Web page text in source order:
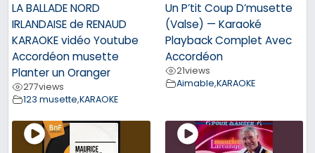
LA BALLADE NORD
IRLANDAISE de RENAUD
KARAOKE vidéo Youtube
Accordéon musette
Planter un Oranger
277views
123 musette,KARAOKE
Un P’tit Coup D’musette
(Valse) — Karaoké
Playback Complet Avec
Accordéon
21views
Aimable,KARAOKE